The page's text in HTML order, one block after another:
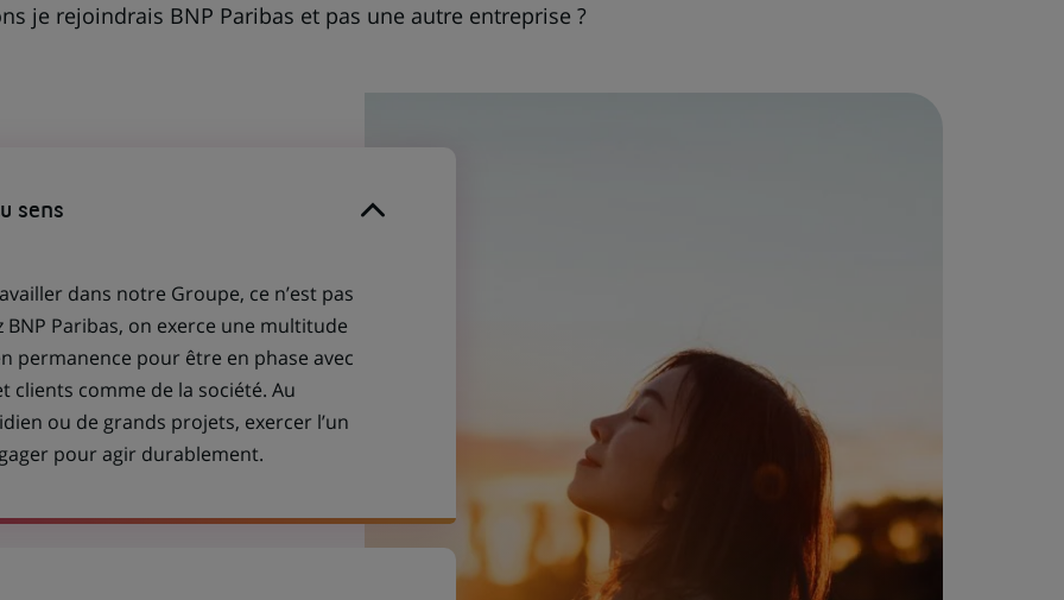
je rejoindrais BNP Paribas et pas une autre entreprise ?
sens
dans notre Groupe, ce n’est pas
BNP Paribas, on exerce une multitude
permanence pour être en phase avec
clients comme de la société. Au
ou de grands projets, exercer l’un
pour agir durablement.